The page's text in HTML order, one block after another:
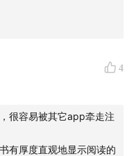
4
很容易被其它app牵走注
有厚度直观地显示阅读的